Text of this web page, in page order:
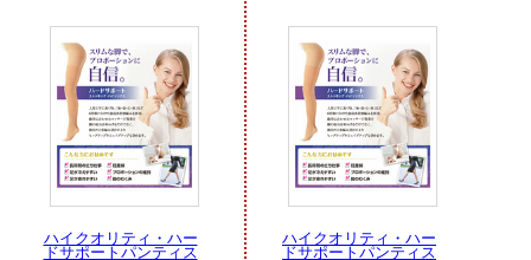
ハイクオリティ・ハー
ドサポートパンティス
ハイクオリティ・ハー
ドサポートパンティス